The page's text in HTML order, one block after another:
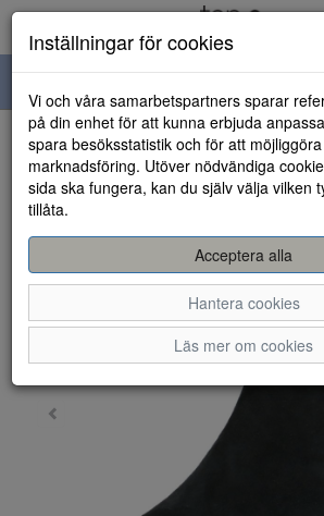
navigation
HEM
Inställningar för cookies
Vi och våra samarbetspartners sparar
på din enhet för att kunna erbjuda
spara besöksstatistik och för att
marknadsföring. Utöver nödvändiga
sida ska fungera, kan du själv välja vilken
tillåta.
Acceptera alla
Hantera cookies
Läs mer om cookies